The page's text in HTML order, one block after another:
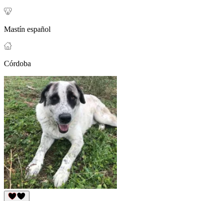
Mastín español
Córdoba